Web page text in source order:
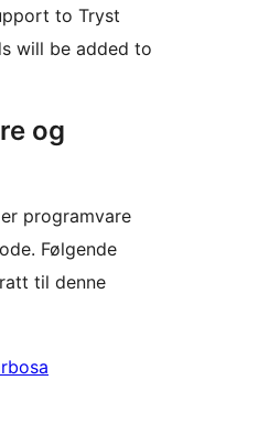
to Tryst
will be added to
og
programvare
Følgende
til denne